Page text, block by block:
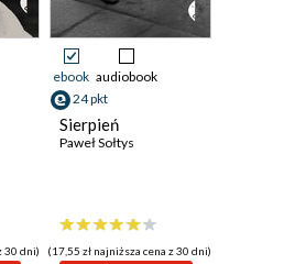
30 dni)
ebook audiobook
24 pkt
Sierpień
Paweł Sołtys
(17,55 zł najniższa cena z 30 dni)